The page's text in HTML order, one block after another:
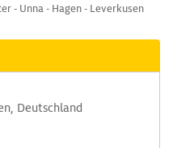
- Unna - Hagen - Leverkusen
Deutschland